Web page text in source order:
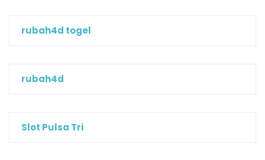
rubah4d togel
rubah4d
Slot Pulsa Tri